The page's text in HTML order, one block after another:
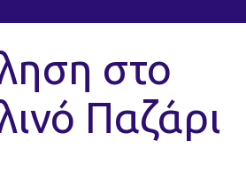
στο
Παζάρι